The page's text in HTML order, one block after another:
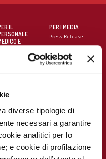
diverse tipologie di
necessari a garantire
analitici per lo
e cookie di profilazione
IL
E
Eventi e Corsi
online
Score
PER I MEDIA
Press Release
Notizie dal
Monzino
CAMPAGNE E
INIZIATIVE
Campagna